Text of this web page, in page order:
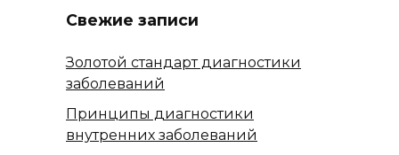
Свежие записи
Золотой стандарт диагностики
заболеваний
Принципы диагностики
внутренних заболеваний